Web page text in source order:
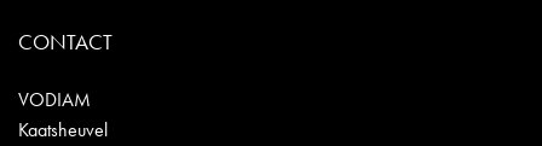
CONTACT
VODIAM
Kaatsheuvel